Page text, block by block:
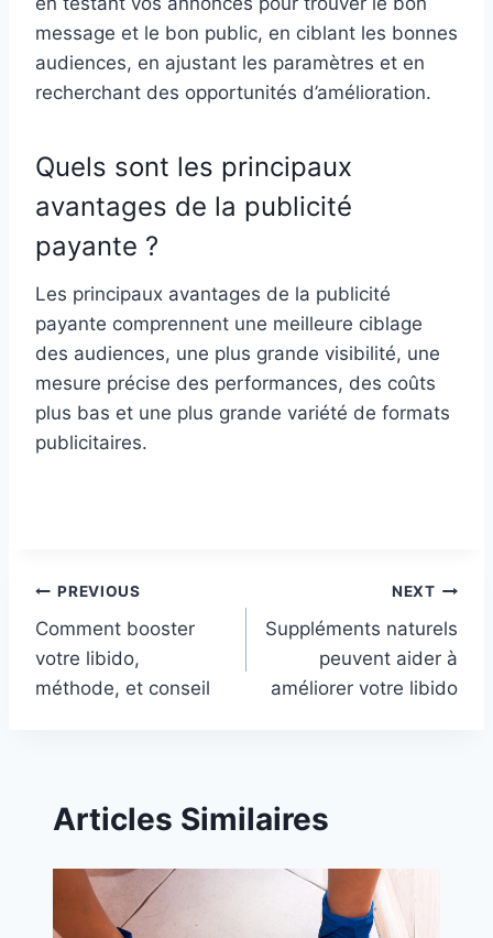
message et le bon public, en ciblant les bonnes
audiences, en ajustant les paramètres et en
recherchant des opportunités d’amélioration.
Quels sont les principaux
avantages de la publicité
payante ?
Les principaux avantages de la publicité
payante comprennent une meilleure ciblage
des audiences, une plus grande visibilité, une
mesure précise des performances, des coûts
plus bas et une plus grande variété de formats
publicitaires.
Post
navigation
PREVIOUS
Comment booster
votre libido,
méthode, et conseil
NEXT
Suppléments naturels
peuvent aider à
améliorer votre libido
Articles Similaires